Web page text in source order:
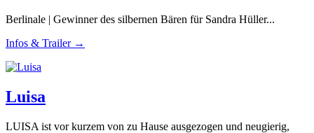
Berlinale | Gewinner des silbernen Bären für Sandra Hüller...
Infos & Trailer →
Luisa
LUISA ist vor kurzem von zu Hause ausgezogen und neugierig,